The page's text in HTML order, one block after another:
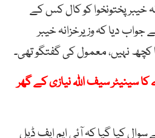
خیبر پختونخوا کو کال کس کے
دیا کہ وزیرخزانہ خیبر
کچھ نہیں، معمول کی گفتگو تھی۔
سینیٹر سیف اللہ نیازی کے گھر
کیا گیا کہ آئی ایم ایف ڈیل